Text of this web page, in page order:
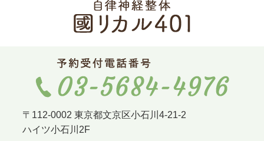
〒112-0002 東京都文京区小石川4-21-2
ハイツ小石川2F